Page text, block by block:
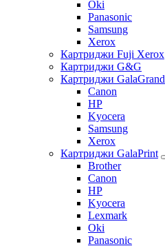
Oki
Panasonic
Samsung
Xerox
Картриджи Fuji Xerox
Картриджи G&G
Картриджи GalaGrand
Canon
HP
Kyocera
Samsung
Xerox
Картриджи GalaPrint
Brother
Canon
HP
Kyocera
Lexmark
Oki
Panasonic